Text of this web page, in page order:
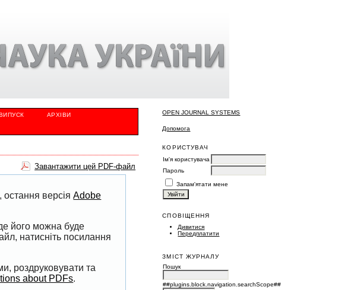
OPEN JOURNAL SYSTEMS
Допомога
КОРИСТУВАЧ
Ім'я користувача
Пароль
Запам'ятати мене
СПОВІЩЕННЯ
Дивитися
Передплатити
ЗМІСТ ЖУРНАЛУ
Пошук
##plugins.block.navigation.searchScope##
АРХІВИ
Завантажити цей PDF-файл
версіяAdobe
його можна буде
натисніть посилання
роздруковувати та
about PDFs.